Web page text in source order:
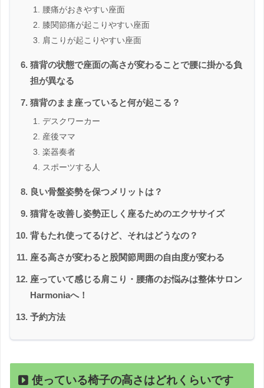
腰痛がおきやすい座面
膝関節痛が起こりやすい座面
肩こりが起こりやすい座面
猫背の状態で座面の高さが変わることで腰に掛かる負
担が異なる
猫背のまま座っていると何が起こる？
デスクワーカー
産後ママ
楽器奏者
スポーツする人
良い骨盤姿勢を保つメリットは？
猫背を改善し姿勢正しく座るためのエクササイズ
背もたれ使ってるけど、それはどうなの？
座る高さが変わると股関節周囲の自由度が変わる
座っていて感じる肩こり・腰痛のお悩みは整体サロン
Harmoniaへ！
予約方法
使っている椅子の高さはどれくらいです